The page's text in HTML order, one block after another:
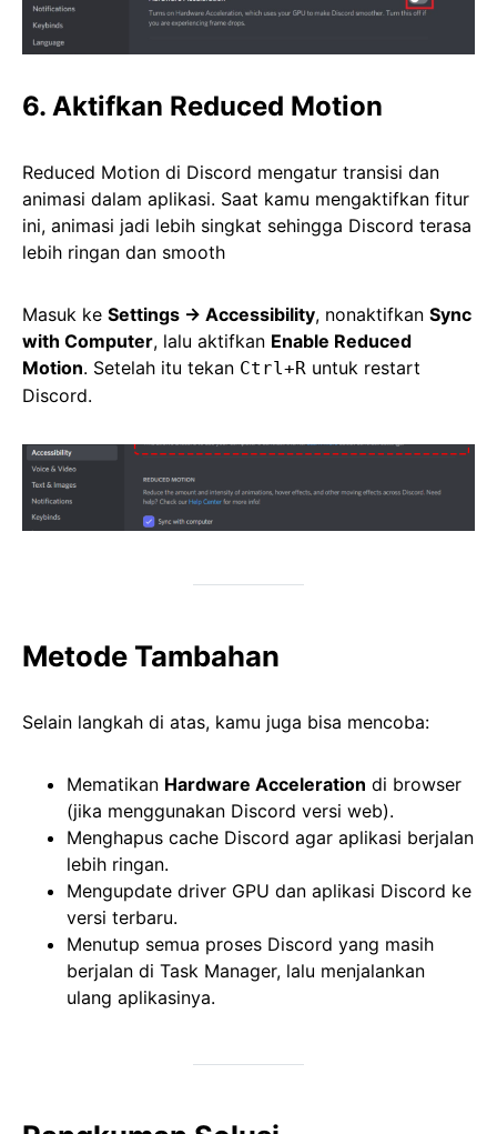
6. Aktifkan Reduced Motion
Reduced Motion di Discord mengatur transisi dan
animasi dalam aplikasi. Saat kamu mengaktifkan fitur
ini, animasi jadi lebih singkat sehingga Discord terasa
lebih ringan dan smooth
Masuk ke Settings → Accessibility, nonaktifkan Sync
with Computer, lalu aktifkan Enable Reduced
Motion. Setelah itu tekan Ctrl+R untuk restart
Discord.
Metode Tambahan
Selain langkah di atas, kamu juga bisa mencoba:
Mematikan Hardware Acceleration di browser
(jika menggunakan Discord versi web).
Menghapus cache Discord agar aplikasi berjalan
lebih ringan.
Mengupdate driver GPU dan aplikasi Discord ke
versi terbaru.
Menutup semua proses Discord yang masih
berjalan di Task Manager, lalu menjalankan
ulang aplikasinya.